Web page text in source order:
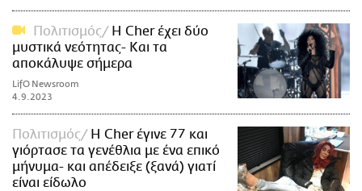
Πολιτισμός
Η Cher έχει δύο
μυστικά νεότητας- Και τα
αποκάλυψε σήμερα
LifO Newsroom
4.9.2023
Πολιτισμός
Η Cher έγινε 77 και
γιόρτασε τα γενέθλια με ένα επικό
μήνυμα- και απέδειξε (ξανά) γιατί
είναι είδωλο